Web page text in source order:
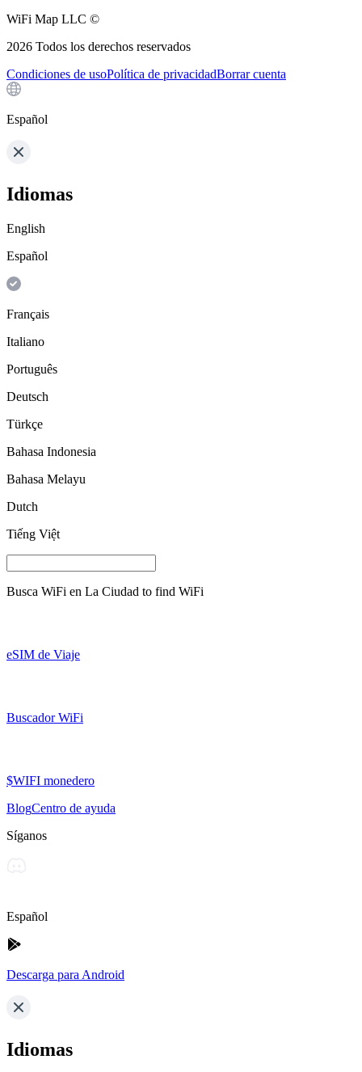
WiFi Map LLC ©
2026 Todos los derechos reservados
Condiciones de usoPolítica de privacidadBorrar cuenta
Español
Idiomas
English
Español
Français
Italiano
Português
Deutsch
Türkçe
Bahasa Indonesia
Bahasa Melayu
Dutch
Tiếng Việt
Busca WiFi en La Ciudad to find WiFi
eSIM de Viaje
Buscador WiFi
$WIFI monedero
BlogCentro de ayuda
Síganos
Español
Descarga para Android
Idiomas